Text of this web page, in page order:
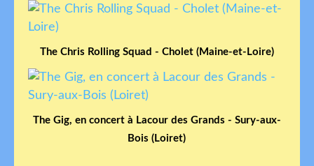
The Chris Rolling Squad - Cholet (Maine-et-Loire)
The Gig, en concert à Lacour des Grands - Sury-aux-
Bois (Loiret)